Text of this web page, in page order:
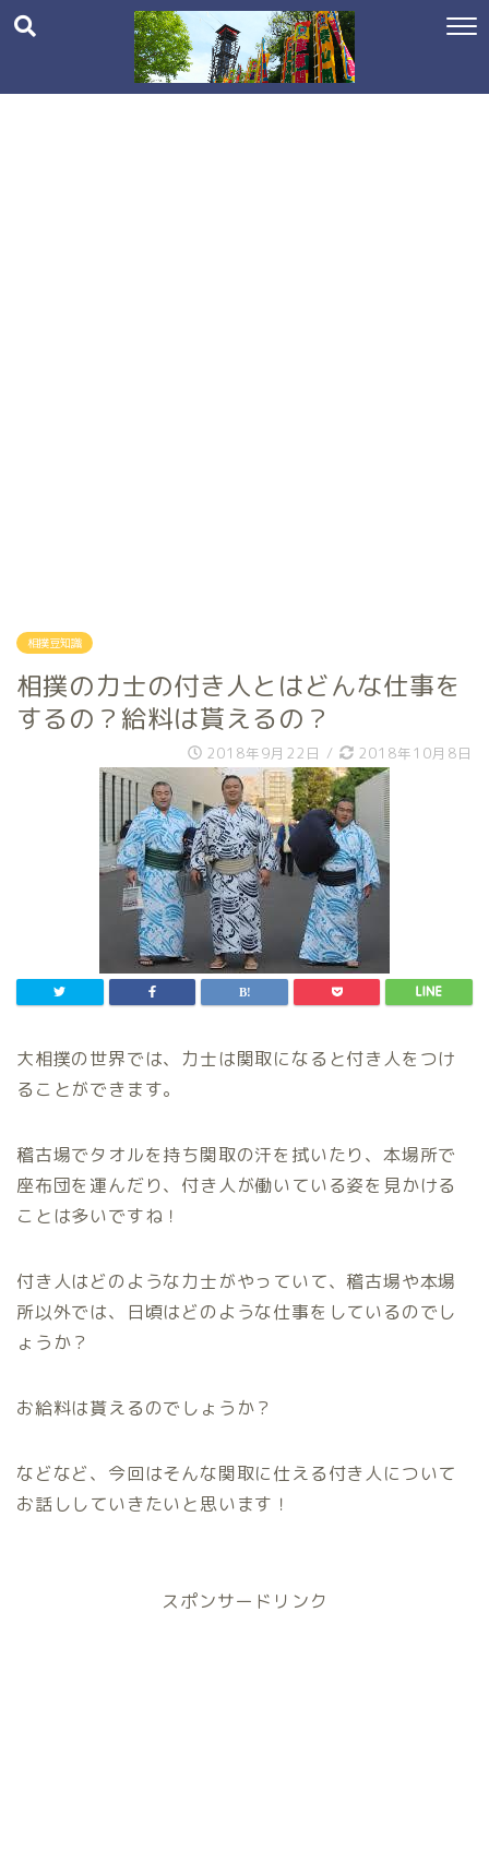
相撲豆知識
相撲の力士の付き人とはどんな仕事を
するの？給料は貰えるの？
2018年9月22日 / 2018年10月8日
大相撲の世界では、力士は関取になると付き人をつけ
ることができます。
稽古場でタオルを持ち関取の汗を拭いたり、本場所で
座布団を運んだり、付き人が働いている姿を見かける
ことは多いですね！
付き人はどのような力士がやっていて、稽古場や本場
所以外では、日頃はどのような仕事をしているのでし
ょうか？
お給料は貰えるのでしょうか？
などなど、今回はそんな関取に仕える付き人について
お話ししていきたいと思います！
スポンサードリンク